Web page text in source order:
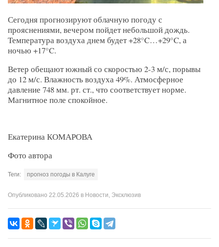
Сегодня прогнозируют облачную погоду с
прояснениями, вечером пойдет небольшой дождь.
Температура воздуха днем будет +28°C…+29°C, а
ночью +17°C.
Ветер обещают южный со скоростью 2-3 м/с, порывы
до 12 м/с. Влажность воздуха 49%. Атмосферное
давление 748 мм. рт. ст., что соответствует норме.
Магнитное поле спокойное.
Екатерина КОМАРОВА
Фото автора
Теги: прогноз погоды в Калуге
Опубликовано 22.05.2026 в Новости Эксклюзив